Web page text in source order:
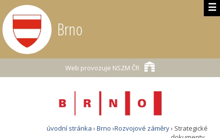
☰
Brno
Web provozuje NSZM ČR
úvodní stránka › Brno ›Rozvojové záměry› Strategické